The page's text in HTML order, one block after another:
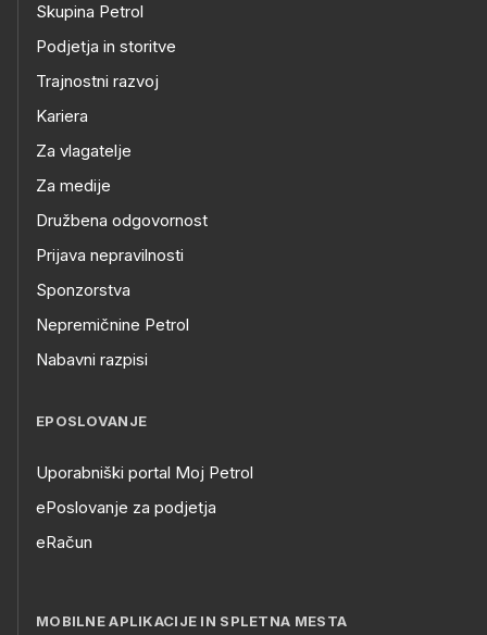
Skupina Petrol
Podjetja in storitve
Trajnostni razvoj
Kariera
Za vlagatelje
Za medije
Družbena odgovornost
Prijava nepravilnosti
Sponzorstva
Nepremičnine Petrol
Nabavni razpisi
EPOSLOVANJE
Uporabniški portal Moj Petrol
ePoslovanje za podjetja
eRačun
MOBILNE APLIKACIJE IN SPLETNA MESTA